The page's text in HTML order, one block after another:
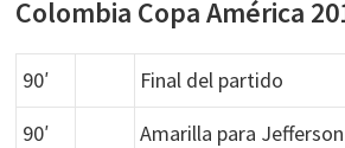
Colombia Copa América
90′
Final del partido
90′
Amarilla para